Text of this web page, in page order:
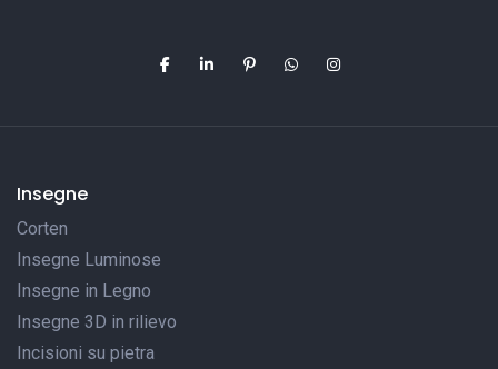
Insegne
Corten
Insegne Luminose
Insegne in Legno
Insegne 3D in rilievo
Incisioni su pietra